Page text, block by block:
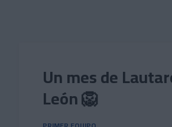
Un mes de
León 🦁